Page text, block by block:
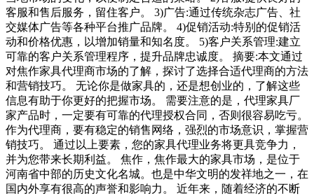
客服和售后服务，留住客户。 3)广告:通过传统杂志广告、社
交媒体广告等各种平台推广品牌。 4)促销活动:特别的促销活
动和价格优惠，以增加销量和知名度。 5)客户关系管理:建立
可靠的客户关系管理程序，提升品牌忠诚度。 摘要:本文通过
对焦作家具代理商市场的了解，探讨了选择合适代理商的方法
和营销技巧。 无论你是做家具的，还是想创业的，了解这些
信息有助于你更好的把握市场。 需要注意的是，代理家具厂
家产品时，一定要有可靠的代理授权合同，否则很容易吃亏。
作为代理商，要有稳定的销售网络，强烈的市场意识，掌握营
销技巧。 通过以上要素，您的家具代理业务将更具竞争力，
并为您带来长期利益。 焦作，焦作最大的家具市场，是位于
河南省中部的历史文化名城。也是中华文明的发祥地之一，在
国内外享有很高的声誉和影响力。 近年来，随着经济的不断